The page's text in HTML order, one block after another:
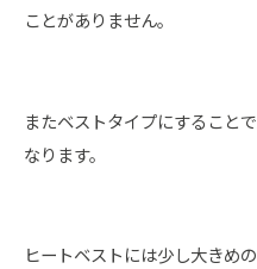
ことがありません。
またベストタイプにすること
なります。
ヒートベストには少し大きめ